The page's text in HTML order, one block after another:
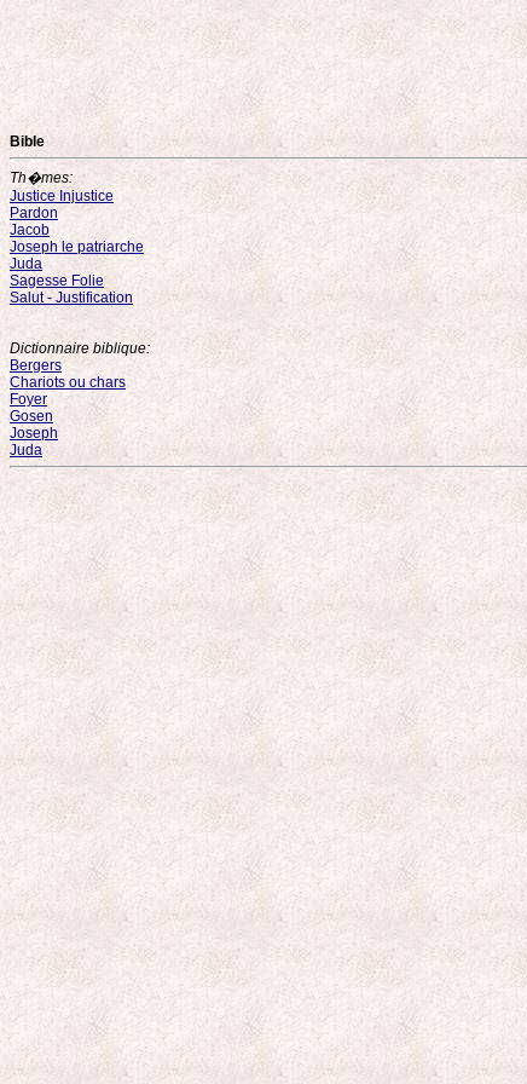
Bible
Th�mes:
Justice Injustice
Pardon
Jacob
Joseph le patriarche
Juda
Sagesse Folie
Salut - Justification
Dictionnaire biblique:
Bergers
Chariots ou chars
Foyer
Gosen
Joseph
Juda